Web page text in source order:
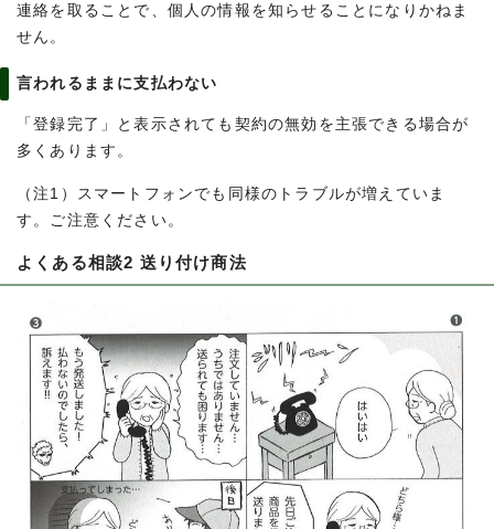
連絡を取ることで、個人の情報を知らせることになりかねま
せん。
言われるままに支払わない
「登録完了」と表示されても契約の無効を主張できる場合が
多くあります。
（注1）スマートフォンでも同様のトラブルが増えていま
す。ご注意ください。
よくある相談2 送り付け商法